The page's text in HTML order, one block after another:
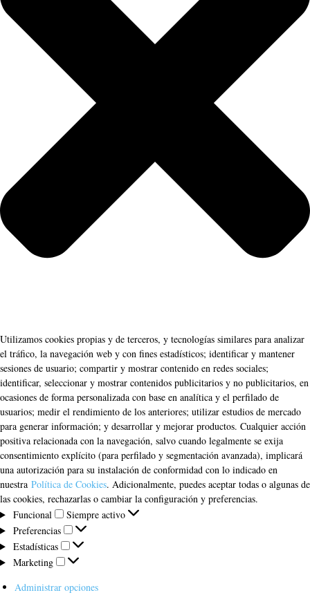
Utilizamos cookies propias y de terceros, y tecnologías similares para analizar
el tráfico, la navegación web y con fines estadísticos; identificar y mantener
sesiones de usuario; compartir y mostrar contenido en redes sociales;
identificar, seleccionar y mostrar contenidos publicitarios y no publicitarios, en
ocasiones de forma personalizada con base en analítica y el perfilado de
usuarios; medir el rendimiento de los anteriores; utilizar estudios de mercado
para generar información; y desarrollar y mejorar productos. Cualquier acción
positiva relacionada con la navegación, salvo cuando legalmente se exija
consentimiento explícito (para perfilado y segmentación avanzada), implicará
una autorización para su instalación de conformidad con lo indicado en
nuestra Política de Cookies. Adicionalmente, puedes aceptar todas o algunas de
las cookies, rechazarlas o cambiar la configuración y preferencias.
Funcional
Funcional
Siempre activo
Preferencias
Preferencias
Estadísticas
Estadísticas
Marketing
Marketing
Administrar opciones